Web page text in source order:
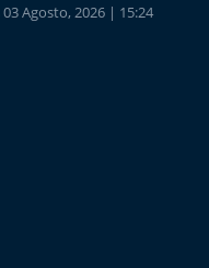
03 Agosto, 2026 | 15:24